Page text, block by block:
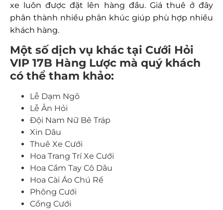
xe luôn được đặt lên hàng đầu. Giá thuê ở đây
phân thành nhiều phân khúc giúp phù hợp nhiều
khách hàng.
Một số dịch vụ khác tại Cưới Hỏi
VIP 17B Hàng Lược mà quý khách
có thể tham khảo:
Lễ Dạm Ngõ
Lễ Ăn Hỏi
Đội Nam Nữ Bê Tráp
Xin Dâu
Thuê Xe Cưới
Hoa Trang Trí Xe Cưới
Hoa Cầm Tay Cô Dâu
Hoa Cài Áo Chú Rể
Phông Cưới
Cổng Cưới